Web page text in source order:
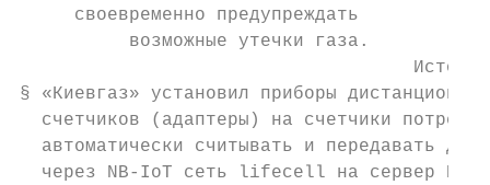
     своевременно предупреждать
          возможные утечки газа.
§ «Киевгаз» установил приборы
счетчиков (адаптеры) на счетчики
автоматически считывать и передавать
через NB-IoT сеть lifecell на сервер ПАО